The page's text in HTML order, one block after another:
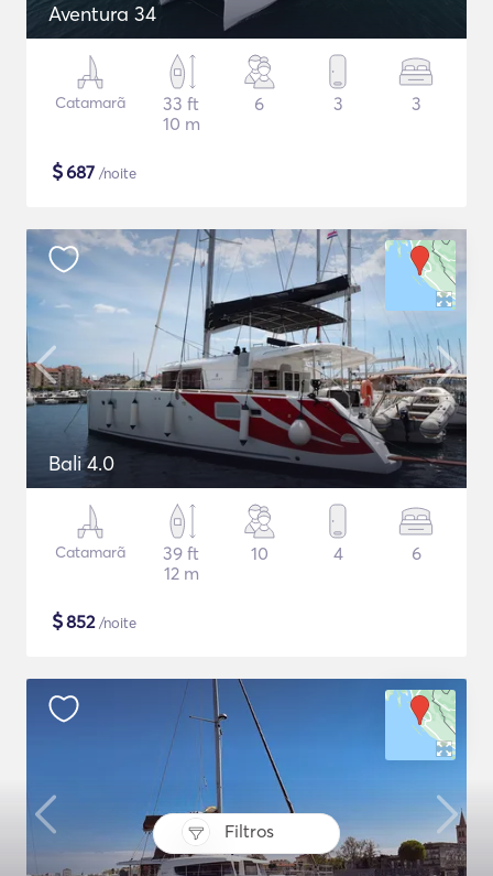
Filtros
Aventura 34
Catamarã
33 ft
10 m
6 3 3
$687 /noite
Bali 4.0
Catamarã
39 ft
12 m
10 4 6
$852/noite